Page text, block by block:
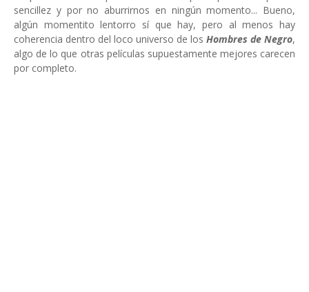
sencillez y por no aburrirnos en ningún momento... Bueno,
algún momentito lentorro sí que hay, pero al menos hay
coherencia dentro del loco universo de los Hombres de Negro,
algo de lo que otras películas supuestamente mejores carecen
por completo.